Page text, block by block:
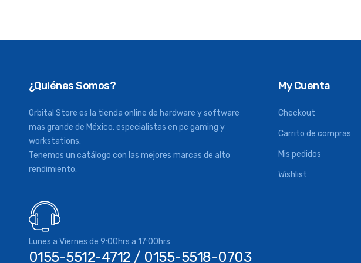
¿Quiénes Somos?
Orbital Store es la tienda online de hardware y software
mas grande de México, especialistas en pc gaming y
workstations.
Tenemos un catálogo con las mejores marcas de alto
rendimiento.
Lunes a Viernes de 9:00hrs a 17:00hrs
0155-5512-4712 / 0155-5518-0703
My Cuenta
Checkout
Carrito de compras
Mis pedidos
Wishlist